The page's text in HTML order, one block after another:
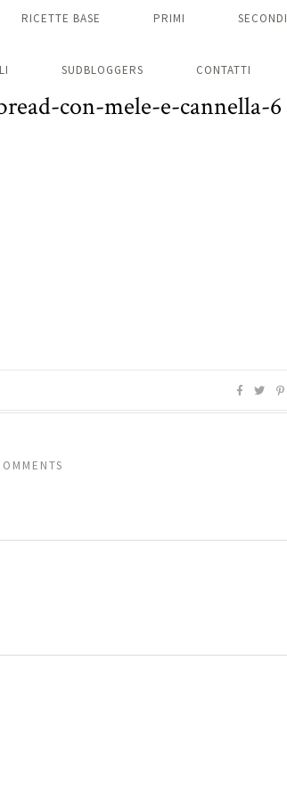
RICETTE BASE PRIMI SECONDI
SUDBLOGGERS CONTATTI
con-mele-e-cannella-6